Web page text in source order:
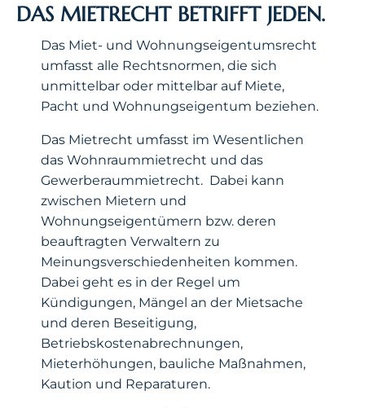
DAS MIETRECHT BETRIFFT JEDEN.
Das Miet- und Wohnungseigentumsrecht
umfasst alle Rechtsnormen, die sich
unmittelbar oder mittelbar auf Miete,
Pacht und Wohnungseigentum beziehen.
Das Mietrecht umfasst im Wesentlichen
das Wohnraummietrecht und das
Gewerberaummietrecht. Dabei kann
zwischen Mietern und
Wohnungseigentümern bzw. deren
beauftragten Verwaltern zu
Meinungsverschiedenheiten kommen.
Dabei geht es in der Regel um
Kündigungen, Mängel an der Mietsache
und deren Beseitigung,
Betriebskostenabrechnungen,
Mieterhöhungen, bauliche Maßnahmen,
Kaution und Reparaturen.